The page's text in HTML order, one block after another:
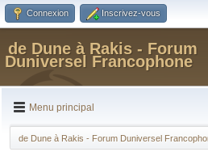
Connexion Inscrivez-vous
de Dune à Rakis - Forum
Duniversel Francophone
Menu principal
de Dune à Rakis - Forum Duniversel